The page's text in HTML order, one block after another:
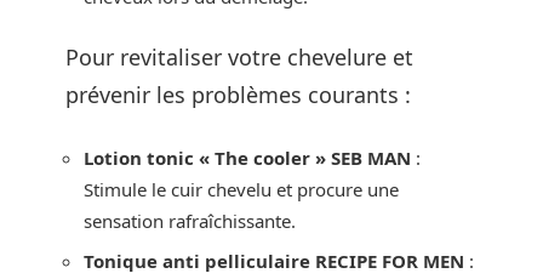
Pour revitaliser votre chevelure et
prévenir les problèmes courants :
Lotion tonic « The cooler » SEB MAN :
Stimule le cuir chevelu et procure une
sensation rafraîchissante.
Tonique anti pelliculaire RECIPE FOR MEN :